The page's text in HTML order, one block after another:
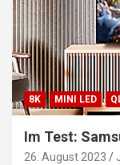
8K MINI LED
Im Test:
26. August 2023